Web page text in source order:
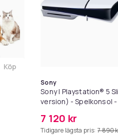
Lägg till Hundtrimmer /
Köp
Sony
Sony | Playstation® 5
version) - Spelkonsol -
7 120 kr
Tidigare lägsta pris: 7 890